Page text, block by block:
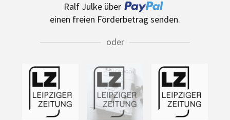
Ralf Julke über
einen freien Förderbetrag senden.
oder